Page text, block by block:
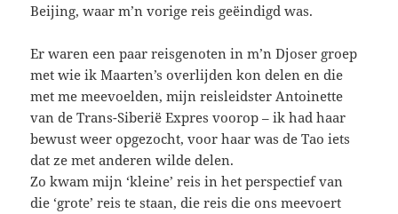
Beijing, waar m’n vorige reis geëindigd was.
Er waren een paar reisgenoten in m’n Djoser groep
met wie ik Maarten’s overlijden kon delen en die
met me meevoelden, mijn reisleidster Antoinette
van de Trans-Siberië Expres voorop – ik had haar
bewust weer opgezocht, voor haar was de Tao iets
dat ze met anderen wilde delen.
Zo kwam mijn ‘kleine’ reis in het perspectief van
die ‘grote’ reis te staan, die reis die ons meevoert